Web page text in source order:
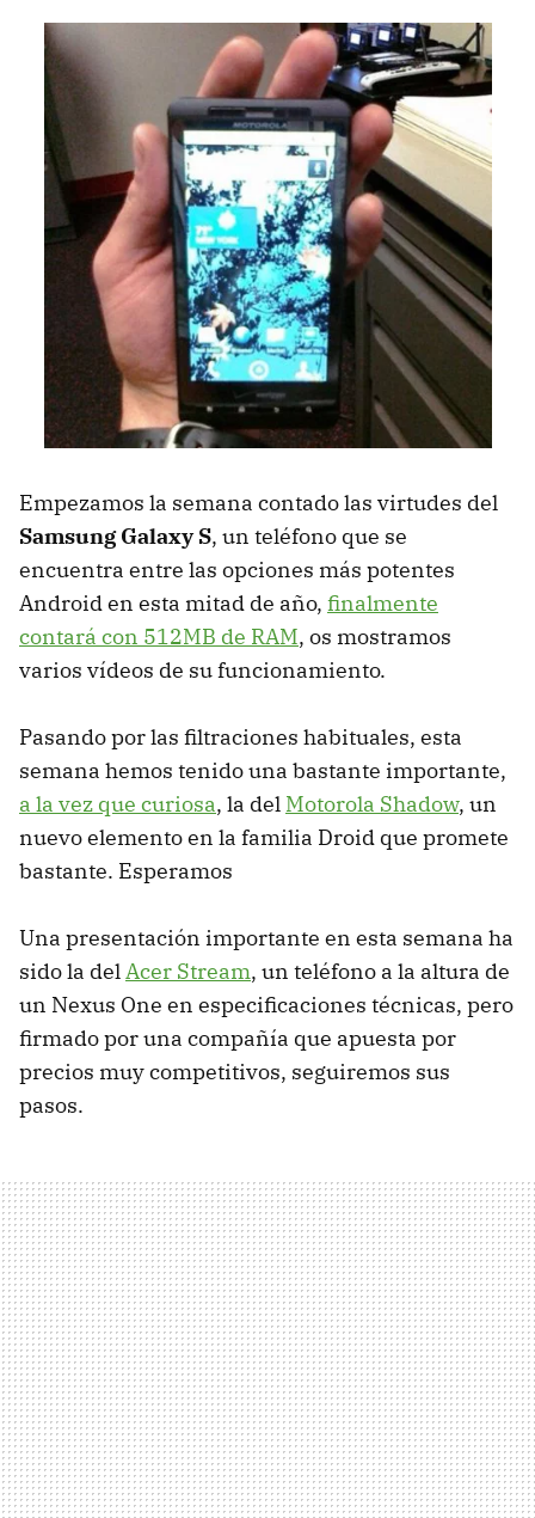
Empezamos la semana contado las virtudes del
Samsung Galaxy S, un teléfono que se
encuentra entre las opciones más potentes
Android en esta mitad de año, finalmente
contará con 512MB de RAM, os mostramos
varios vídeos de su funcionamiento.
Pasando por las filtraciones habituales, esta
semana hemos tenido una bastante importante,
a la vez que curiosa, la del Motorola Shadow, un
nuevo elemento en la familia Droid que promete
bastante. Esperamos
Una presentación importante en esta semana ha
sido la delAcer Stream, un teléfono a la altura de
un Nexus One en especificaciones técnicas, pero
firmado por una compañía que apuesta por
precios muy competitivos, seguiremos sus
pasos.